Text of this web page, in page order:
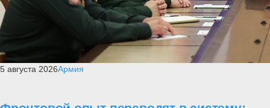
5 августа 2026Армия